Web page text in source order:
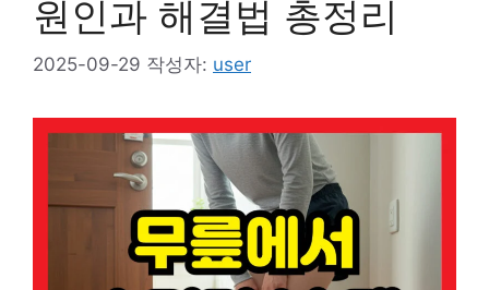
원인과 해결법 총정리
2025-09-29 작성자: user